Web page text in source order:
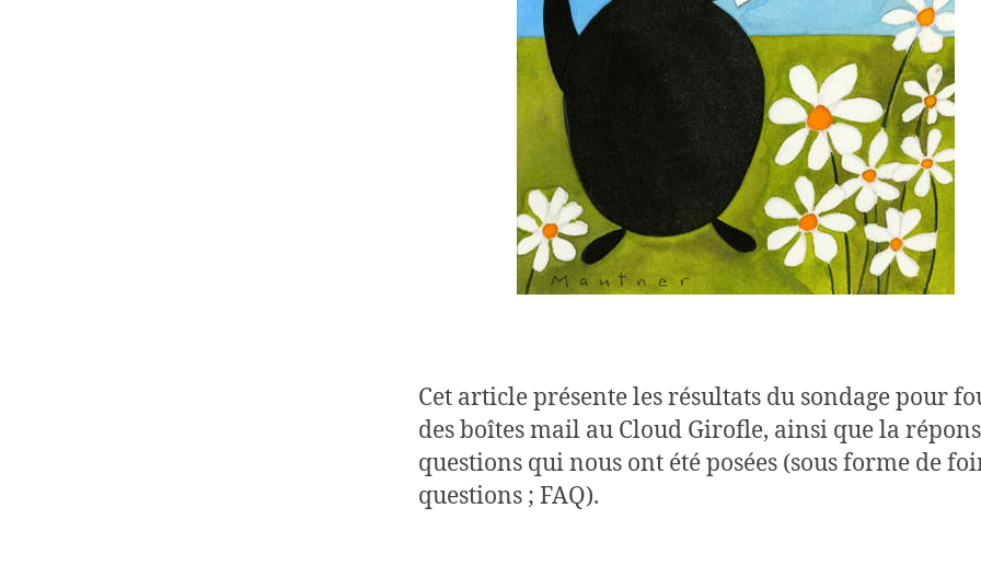
Cet article présente les résultats du sondage pour
des boîtes mail au Cloud Girofle, ainsi que la
questions qui nous ont été posées (sous forme de
questions ; FAQ).